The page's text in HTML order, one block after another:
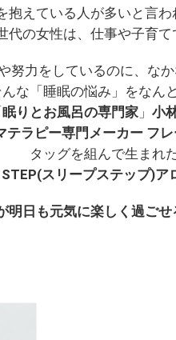
抱えている人が多いと言わ
代の女性は、仕事や子育て
や努力をしているのに、な
んな「睡眠の悩み」をなん
眠りとお風呂の専門家」 小
テラピー専門メーカー フ
タッグを組んで生まれ
STEP(スリープステップ)ア
明日も元気に楽しく過ごせ